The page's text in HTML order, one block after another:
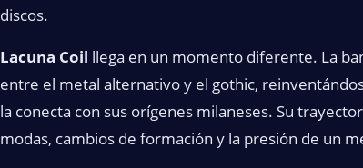
discos.
Lacuna Coil llega en un momento diferente. La
entre el metal alternativo y el gothic,
la conecta con sus orígenes milaneses. Su
modas, cambios de formación y la presión de un